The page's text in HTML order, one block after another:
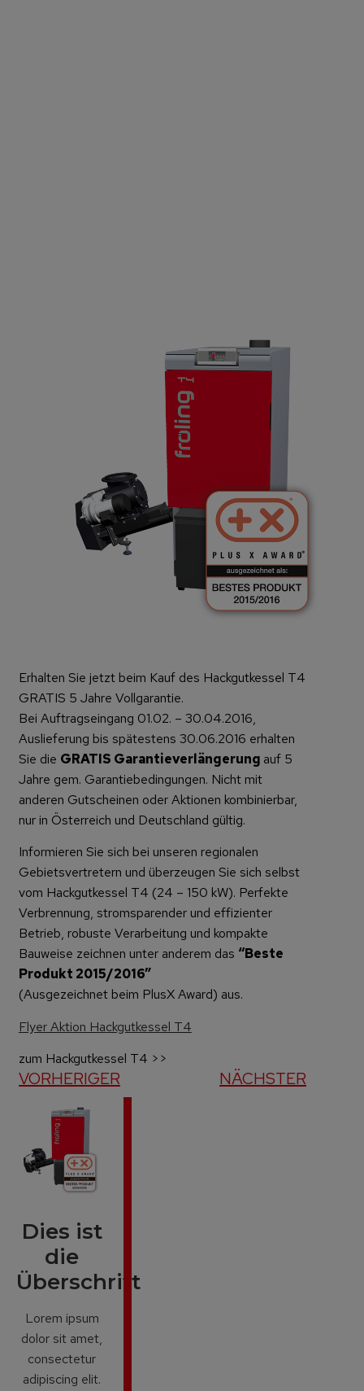
Erhalten Sie jetzt beim Kauf des Hackgutkessel T4
GRATIS 5 Jahre Vollgarantie.
Bei Auftragseingang 01.02. – 30.04.2016,
Auslieferung bis spätestens 30.06.2016 erhalten
Sie die GRATIS Garantieverlängerung auf 5
Jahre gem. Garantiebedingungen. Nicht mit
anderen Gutscheinen oder Aktionen kombinierbar,
nur in Österreich und Deutschland gültig.
Informieren Sie sich bei unseren regionalen
Gebietsvertretern und überzeugen Sie sich selbst
vom Hackgutkessel T4 (24 – 150 kW). Perfekte
Verbrennung, stromsparender und effizienter
Betrieb, robuste Verarbeitung und kompakte
Bauweise zeichnen unter anderem das “Beste
Produkt 2015/2016”
(Ausgezeichnet beim PlusX Award) aus.
Flyer Aktion Hackgutkessel T4
zum Hackgutkessel T4 >>
VORHERIGER NÄCHSTER
Dies ist
die
Überschrift
Lorem ipsum
dolor sit amet,
consectetur
adipiscing elit.